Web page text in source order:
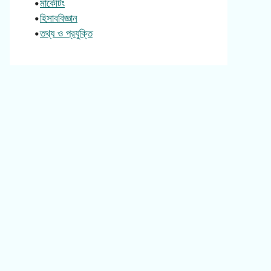
•মার্কেটিং
•হিসাববিজ্ঞান
•তথ্য ও প্রযুক্তি